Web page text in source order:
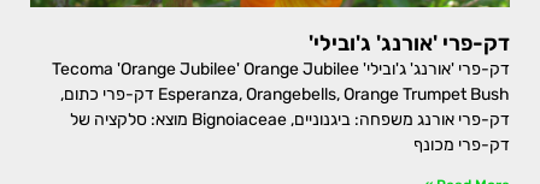
דק-פרי 'אורנג' ג'ובילי'
דק-פרי 'אורנג' ג'ובילי' Tecoma 'Orange Jubilee' Orange Jubilee
Esperanza, Orangebells, Orange Trumpet Bush דק-פרי כתום,
דק-פרי אורנג משפחה: ביגנוניים, Bignoiaceae מוצא: סלקציה של
דק-פרי מכונף